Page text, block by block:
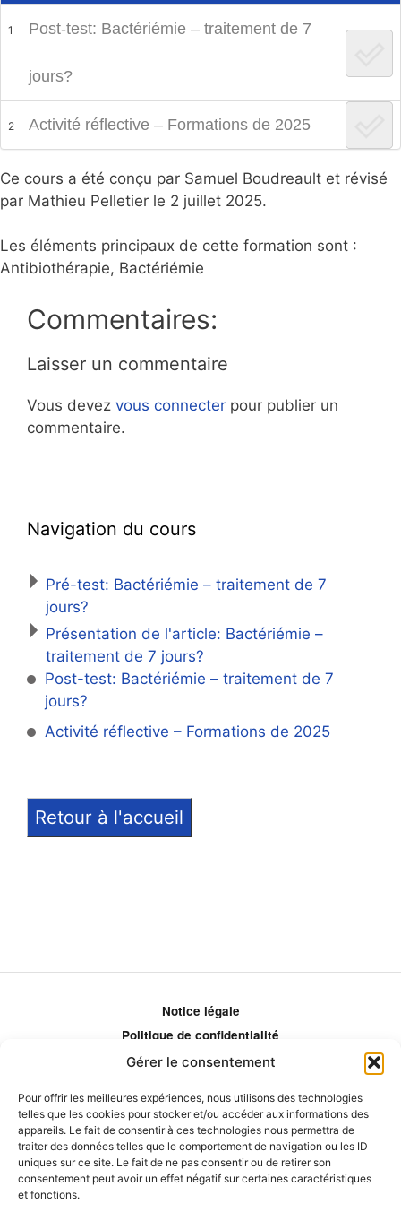
Gérer le consentement
Pour offrir les meilleures expériences, nous utilisons des technologies
telles que les cookies pour stocker et/ou accéder aux informations des
appareils. Le fait de consentir à ces technologies nous permettra de
traiter des données telles que le comportement de navigation ou les ID
uniques sur ce site. Le fait de ne pas consentir ou de retirer son
consentement peut avoir un effet négatif sur certaines caractéristiques
et fonctions.
1 Post-test: Bactériémie – traitement de 7
jours?
2 Activité réflective – Formations de 2025
Ce cours a été conçu par Samuel Boudreault et révisé
par Mathieu Pelletier le 2 juillet 2025.
Les éléments principaux de cette formation sont :
Antibiothérapie, Bactériémie
Commentaires:
Laisser un commentaire
Vous devez vous connecter pour publier un
commentaire.
Navigation du cours
Pré-test: Bactériémie – traitement de 7
jours?
Présentation de l'article: Bactériémie –
traitement de 7 jours?
Post-test: Bactériémie – traitement de 7
jours?
Activité réflective – Formations de 2025
Retour à l'accueil
Notice légale
Politique de confidentialité
Politique de remboursement
Comment ça marche?
Qui sommes-nous?
Obtenir les crédits
Les éditeurs